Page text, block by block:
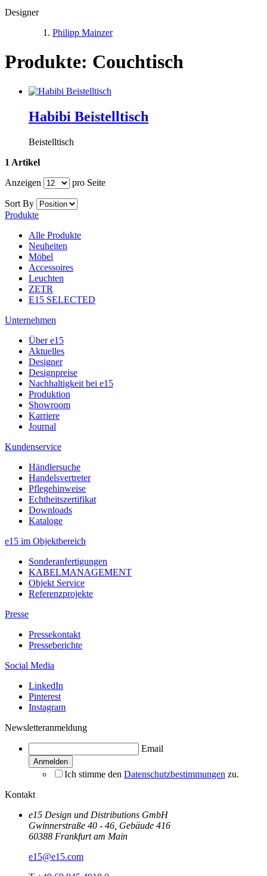
Designer
Philipp Mainzer
Produkte: Couchtisch
Habibi Beistelltisch
Beistelltisch
1 Artikel
Anzeigen
pro Seite
Sort By
Produkte
Alle Produkte
Neuheiten
Möbel
Accessoires
Leuchten
ZETR
E15 SELECTED
Unternehmen
Über e15
Aktuelles
Designer
Designpreise
Nachhaltigkeit bei e15
Produktion
Showroom
Karriere
Journal
Kundenservice
Händlersuche
Handelsvertreter
Pflegehinweise
Echtheitszertifikat
Downloads
Kataloge
e15 im Objektbereich
Sonderanfertigungen
KABELMANAGEMENT
Objekt Service
Referenzprojekte
Presse
Pressekontakt
Presseberichte
Social Media
LinkedIn
Pinterest
Instagram
Newsletteranmeldung
Email
Ich stimme den Datenschutzbestimmungen zu.
Kontakt
e15 Design und Distributions GmbH
Gwinnerstraße 40 - 46, Gebäude 416
60388 Frankfurt am Main
e15@e15.com